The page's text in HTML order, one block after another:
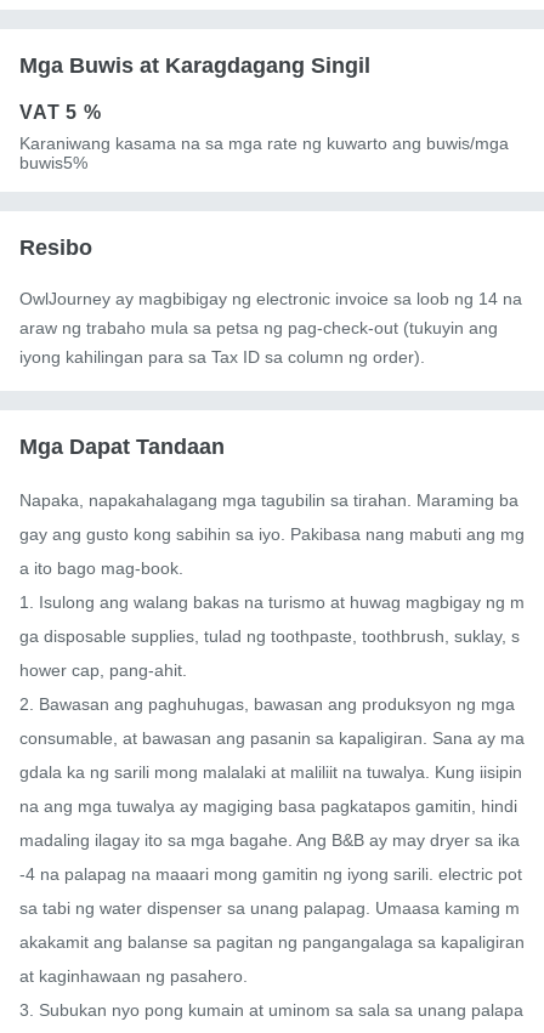
Mga Buwis at Karagdagang Singil
VAT5 %
Karaniwang kasama na sa mga rate ng kuwarto ang buwis/mga
buwis5%
Resibo
OwlJourney ay magbibigay ng electronic invoice sa loob ng 14 na
araw ng trabaho mula sa petsa ng pag-check-out (tukuyin ang
iyong kahilingan para sa Tax ID sa column ng order).
Mga Dapat Tandaan
Napaka, napakahalagang mga tagubilin sa tirahan. Maraming ba
gay ang gusto kong sabihin sa iyo. Pakibasa nang mabuti ang mg
a ito bago mag-book.
1. Isulong ang walang bakas na turismo at huwag magbigay ng m
ga disposable supplies, tulad ng toothpaste, toothbrush, suklay, s
hower cap, pang-ahit.
2. Bawasan ang paghuhugas, bawasan ang produksyon ng mga
consumable, at bawasan ang pasanin sa kapaligiran. Sana ay ma
gdala ka ng sarili mong malalaki at maliliit na tuwalya. Kung iisipin
na ang mga tuwalya ay magiging basa pagkatapos gamitin, hindi
madaling ilagay ito sa mga bagahe. Ang B&B ay may dryer sa ika
-4 na palapag na maaari mong gamitin ng iyong sarili. electric pot
sa tabi ng water dispenser sa unang palapag. Umaasa kaming m
akakamit ang balanse sa pagitan ng pangangalaga sa kapaligiran
at kaginhawaan ng pasahero.
3. Subukan nyo pong kumain at uminom sa sala sa unang palapa